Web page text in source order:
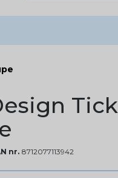
nr. 8712077113942